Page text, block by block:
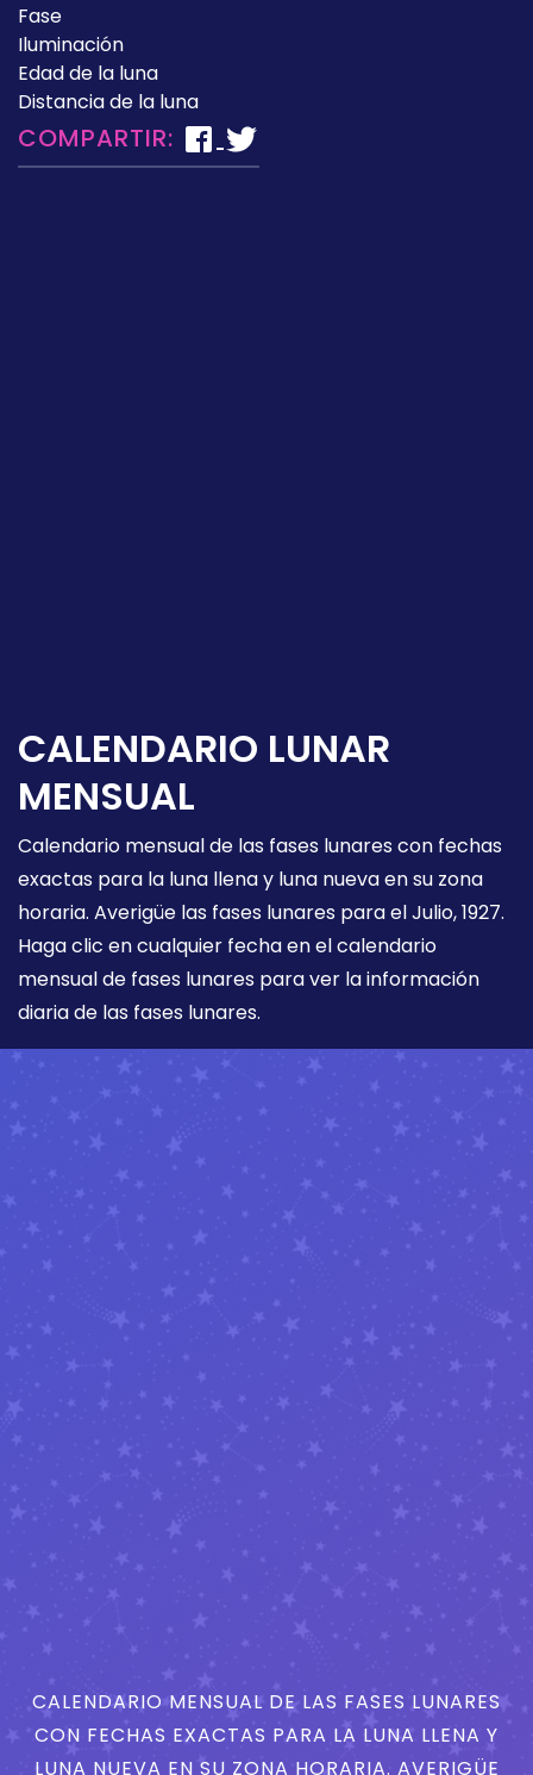
Fase
Iluminación
Edad de la luna
Distancia de la luna
COMPARTIR:
CALENDARIO LUNAR
MENSUAL
Calendario mensual de las fases lunares con fechas
exactas para la luna llena y luna nueva en su zona
horaria. Averigüe las fases lunares para el Julio, 1927.
Haga clic en cualquier fecha en el calendario
mensual de fases lunares para ver la información
diaria de las fases lunares.
CALENDARIO MENSUAL DE LAS FASES LUNARES
CON FECHAS EXACTAS PARA LA LUNA LLENA Y
LUNA NUEVA EN SU ZONA HORARIA. AVERIGÜE